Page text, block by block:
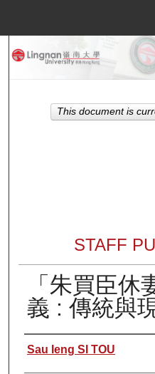
My
STAFF
「朱買臣休
義 : 傳統與
Authors
Sau Ieng SI TOU
This document is